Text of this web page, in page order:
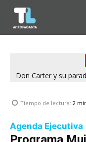
Don Carter y su
Tiempo de lectura: 2
Agenda Ejecutiva